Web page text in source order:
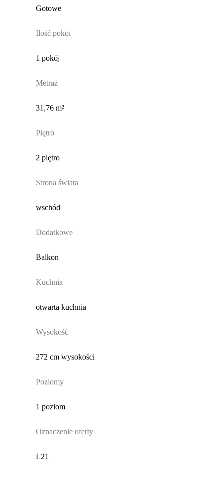
Gotowe
Ilość pokoi
1 pokój
Metraż
31,76 m²
Piętro
2 piętro
Strona świata
wschód
Dodatkowe
Balkon
Kuchnia
otwarta kuchnia
Wysokość
272 cm wysokości
Poziomy
1 poziom
Oznaczenie oferty
L21